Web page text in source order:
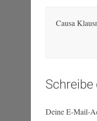
Causa
Deine E-Mail-